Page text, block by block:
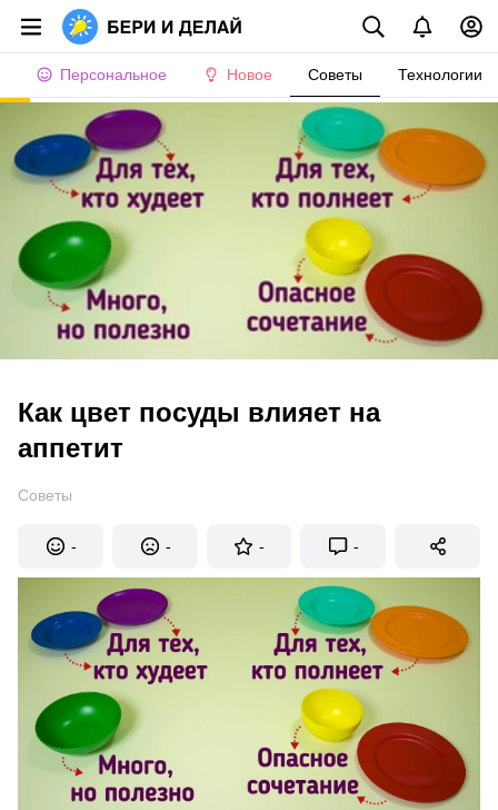
Персональное Новое Советы Технологии
Как цвет посуды влияет на
аппетит
Советы
- - - -